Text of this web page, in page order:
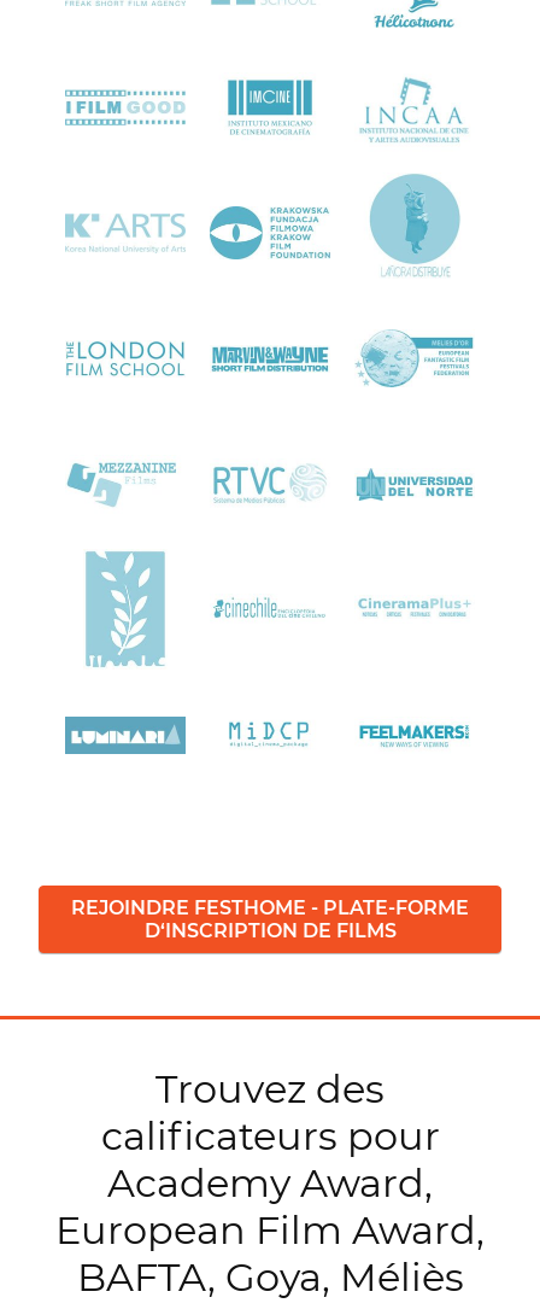
REJOINDRE FESTHOME - PLATE-FORME
D‘INSCRIPTION DE FILMS
Trouvez des
calificateurs pour
Academy Award,
European Film Award,
BAFTA, Goya, Méliès